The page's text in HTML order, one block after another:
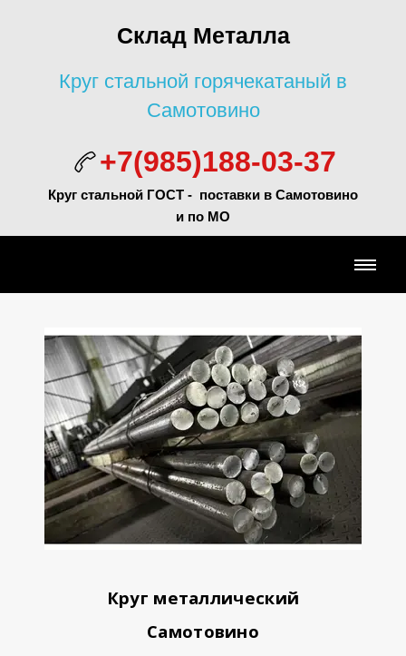
Склад Металла
Круг стальной горячекатаный в
Самотовино
+7(985)188-03-37
Круг стальной ГОСТ - поставки в Самотовино
и по МО
Круг металлический
Самотовино